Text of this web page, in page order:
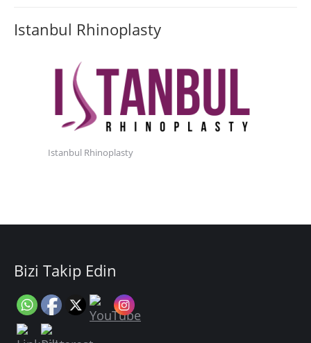
Istanbul Rhinoplasty
Istanbul Rhinoplasty
Bizi Takip Edin